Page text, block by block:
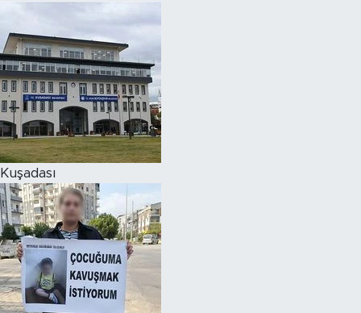
Kuşadası